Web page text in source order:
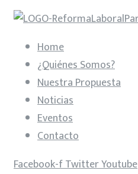
Home
¿Quiénes Somos?
Nuestra Propuesta
Noticias
Eventos
Contacto
Facebook-fTwitterYoutube